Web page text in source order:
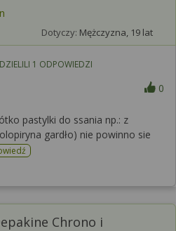
Dotyczy: Mężczyzna, 19 lat
1 ODPOWIEDZI
0
pastylki do ssania np.: z
gardło) nie powinno sie
Chrono i